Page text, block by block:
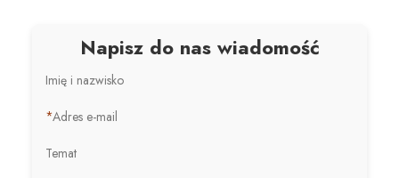
Napisz do nas wiadomość
Imię i nazwisko
*Adres e-mail
Temat